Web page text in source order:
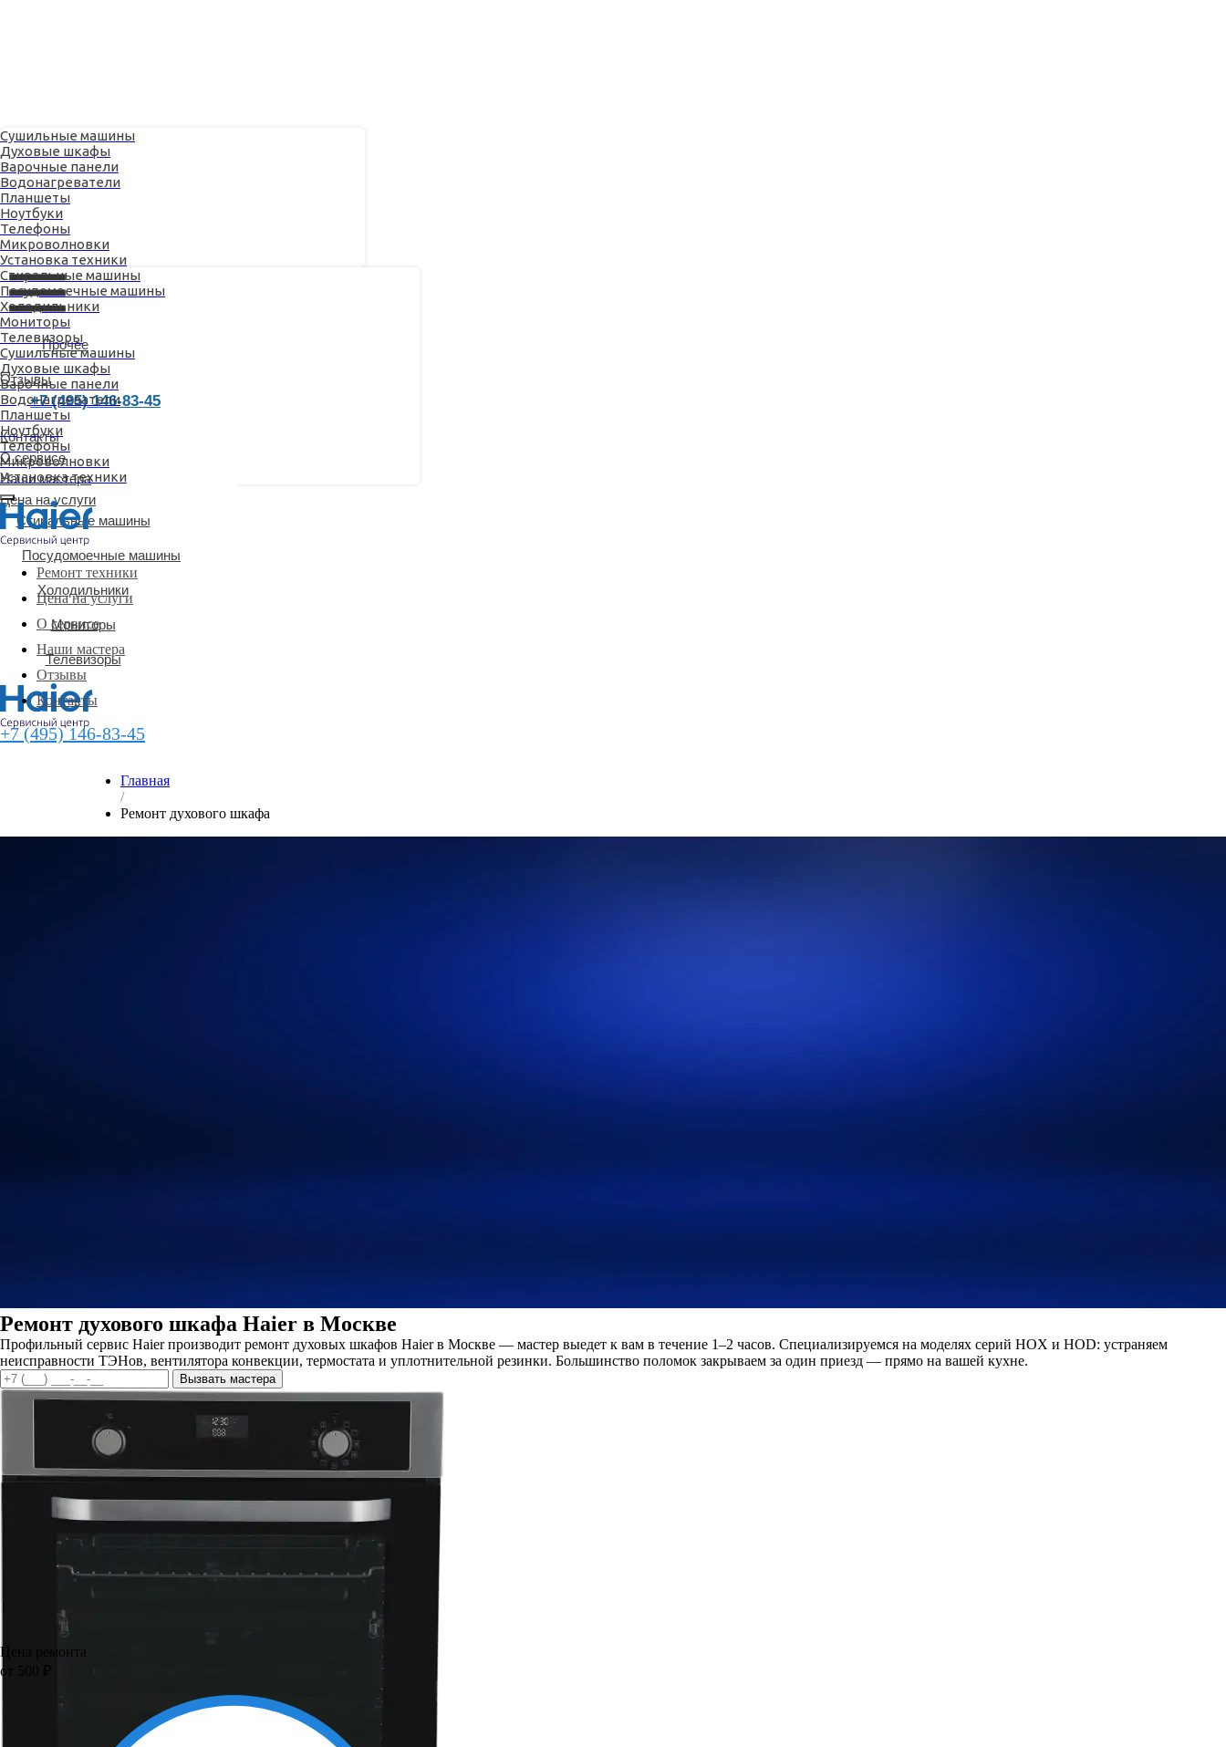
Прочее
Отзывы
+7 (495) 146-83-45
Контакты
О сервисе
Наши мастера
Цена на услуги
Стиральные машины
Посудомоечные машины
Холодильники
Мониторы
Телевизоры
Отзывы
+7 (495) 146-83-45
Контакты
О сервисе
Наши мастера
Ремонт техники
Цена на услуги
Сушильные машины
Духовые шкафы
Варочные панели
Водонагреватели
Планшеты
Ноутбуки
Телефоны
Микроволновки
Установка техники
Стиральные машины
Посудомоечные машины
Холодильники
Мониторы
Телевизоры
Сушильные машины
Духовые шкафы
Варочные панели
Водонагреватели
Планшеты
Ноутбуки
Телефоны
Микроволновки
Установка техники
Ремонт техники
Цена на услуги
О сервисе
Наши мастера
Отзывы
Контакты
+7 (495) 146-83-45
Главная
/
Ремонт духового шкафа
Ремонт духового шкафа Haier в Москве
Профильный сервис Haier производит ремонт духовых шкафов Haier в Москве — мастер выедет к вам в течение 1–2 часов. Специализируемся на моделях серий HOX и HOD: устраняем
неисправности ТЭНов, вентилятора конвекции, термостата и уплотнительной резинки. Большинство поломок закрываем за один приезд — прямо на вашей кухне.
Вызвать мастера
Цена ремонта
от 500 ₽